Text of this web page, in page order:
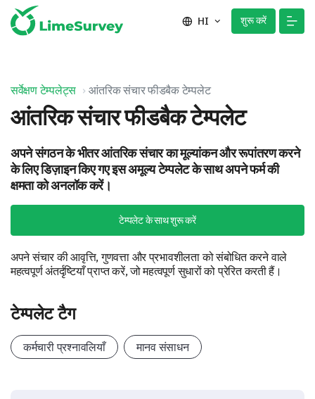
HI शुरू करें
सर्वेक्षण टेम्पलेट्स आंतरिक संचार फीडबैक टेम्पलेट
आंतरिक संचार फीडबैक टेम्पलेट
अपने संगठन के भीतर आंतरिक संचार का मूल्यांकन और रूपांतरण करने
के लिए डिज़ाइन किए गए इस अमूल्य टेम्पलेट के साथ अपने फर्म की
क्षमता को अनलॉक करें।
टेम्पलेट के साथ शुरू करें
अपने संचार की आवृत्ति, गुणवत्ता और प्रभावशीलता को संबोधित करने वाले
महत्वपूर्ण अंतर्दृष्टियाँ प्राप्त करें, जो महत्वपूर्ण सुधारों को प्रेरित करती हैं।
टेम्पलेट टैग
कर्मचारी प्रश्नावलियाँ मानव संसाधन